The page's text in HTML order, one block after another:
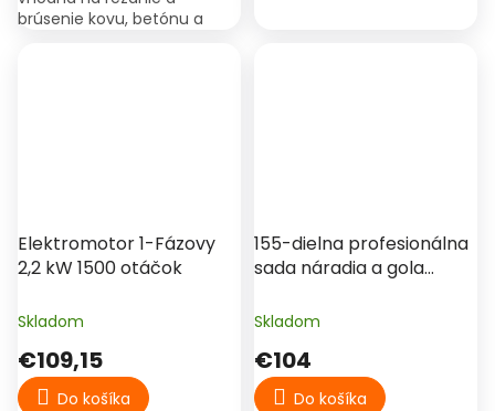
brúsenie kovu, betónu a
Elektromotor 1-Fázovy
2,2 kW 1500 otáčok
Skladom
€109,15
Do košíka
155-dielna profesionálna
sada náradia a gola
Skladom
€104
Do košíka